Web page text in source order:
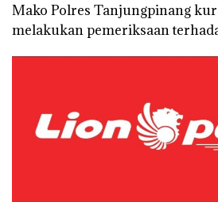
Mako Polres Tanjungpinang
melakukan pemeriksaan